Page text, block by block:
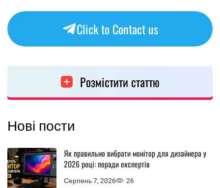
Click to Contact us
Розмістити статтю
Нові пости
Серпень 7, 2026 26
Як правильно вибрати монітор для дизайнера у
2026 році: поради експертів